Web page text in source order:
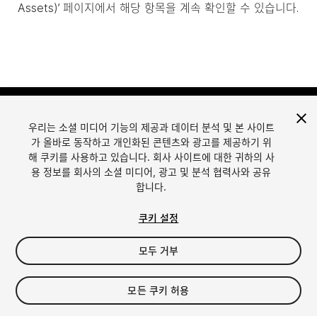
Assets)’ 페이지에서 해당 항목을 계속 확인할 수 있습니다.
한국어
日本語
Unity에서 에셋 판매
Sell Assets
에셋 스토어 툴
퍼블리셔 로그인
자주 묻는 질문
우리는 소셜 미디어 기능의 제공과 데이터 분석 및 본 사이트
가 올바로 동작하고 개인화된 콘텐츠와 광고를 제공하기 위
해 쿠키를 사용하고 있습니다. 회사 사이트에 대한 귀하의 사
용 정보를 회사의 소셜 미디어, 광고 및 분석 협력사와 공유
합니다.
쿠키 설정
모두 거부
모든 쿠키 허용